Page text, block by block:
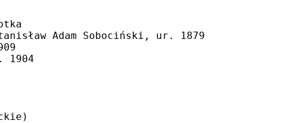
Adam Sobociński, ur. 1879
1904